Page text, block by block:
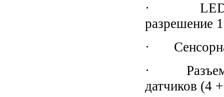
· LED
разрешение
·
· Разъемы
датчиков (4